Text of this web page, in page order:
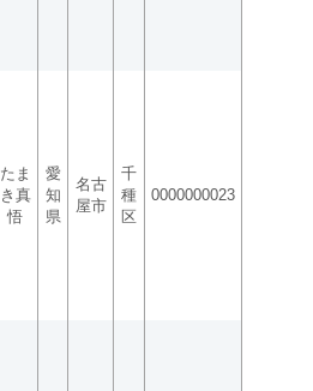
たま
き真
悟
愛
知
県
名古
屋市
千
種
区
0000000023